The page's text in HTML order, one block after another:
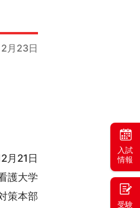
月23日
月21日
護大学
策本部
入試
情報
受験